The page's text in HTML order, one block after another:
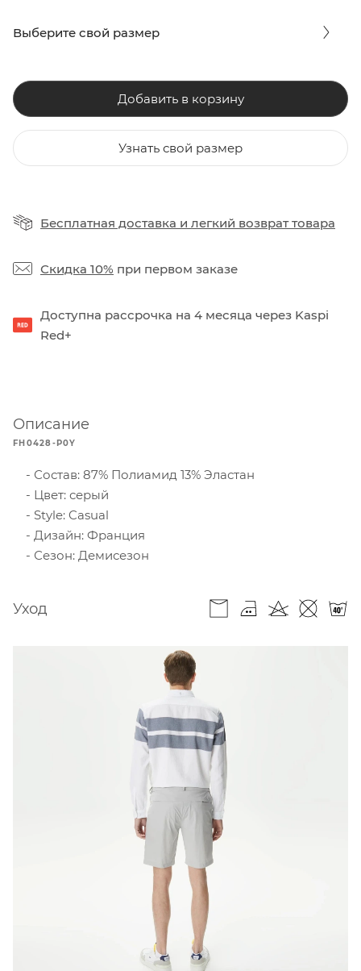
Выберите свой размер
Добавить в корзину
Узнать свой размер
Бесплатная доставка и легкий возврат товара
Скидка 10% при первом заказе
Доступна рассрочка на 4 месяца через Kaspi
Red+
Описание
FH0428-P0Y
Состав: 87% Полиамид 13% Эластан
Цвет: серый
Style: Casual
Дизайн: Франция
Сезон: Демисезон
Уход